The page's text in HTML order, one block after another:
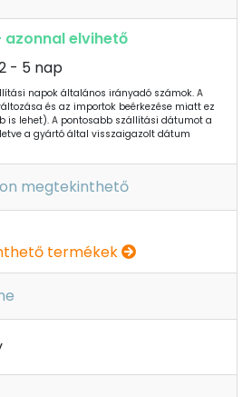
azonnal elvihető
- 5 nap
napok általános irányadó számok. A
és az importok beérkezése miatt ez
is lehet). A pontosabb szállítási dátumot a
a gyártó által visszaigazolt dátum
megtekinthető
termékek